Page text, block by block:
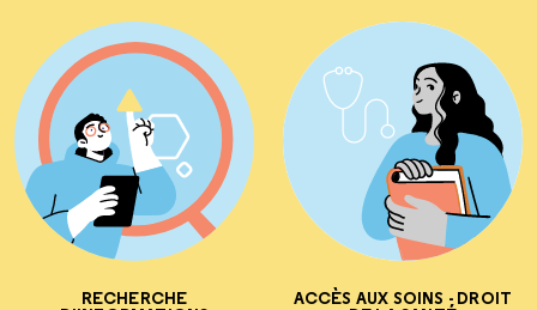
RECHERCHE ACCÈS AUX SOINS - DROIT